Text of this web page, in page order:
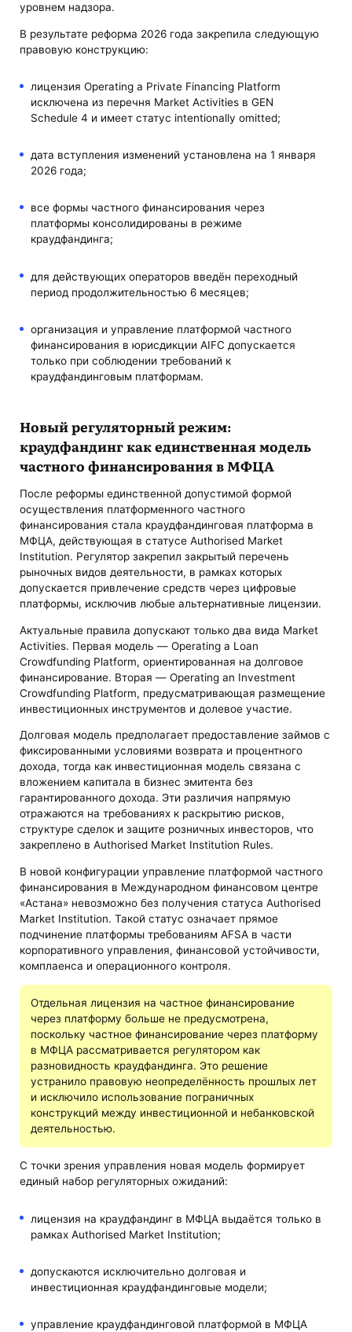
уровнем надзора.
В результате реформа 2026 года закрепила следующую
правовую конструкцию:
лицензия Operating a Private Financing Platform
исключена из перечня Market Activities в GEN
Schedule 4 и имеет статус intentionally omitted;
дата вступления изменений установлена на 1 января
2026 года;
все формы частного финансирования через
платформы консолидированы в режиме
краудфандинга;
для действующих операторов введён переходный
период продолжительностью 6 месяцев;
организация и управление платформой частного
финансирования в юрисдикции AIFC допускается
только при соблюдении требований к
краудфандинговым платформам.
Новый регуляторный режим:
краудфандинг как единственная модель
частного финансирования в МФЦА
После реформы единственной допустимой формой
осуществления платформенного частного
финансирования стала краудфандинговая платформа в
МФЦА, действующая в статусе Authorised Market
Institution. Регулятор закрепил закрытый перечень
рыночных видов деятельности, в рамках которых
допускается привлечение средств через цифровые
платформы, исключив любые альтернативные лицензии.
Актуальные правила допускают только два вида Market
Activities. Первая модель — Operating a Loan
Crowdfunding Platform, ориентированная на долговое
финансирование. Вторая — Operating an Investment
Crowdfunding Platform, предусматривающая размещение
инвестиционных инструментов и долевое участие.
Долговая модель предполагает предоставление займов с
фиксированными условиями возврата и процентного
дохода, тогда как инвестиционная модель связана с
вложением капитала в бизнес эмитента без
гарантированного дохода. Эти различия напрямую
отражаются на требованиях к раскрытию рисков,
структуре сделок и защите розничных инвесторов, что
закреплено в Authorised Market Institution Rules.
В новой конфигурации управление платформой частного
финансирования в Международном финансовом центре
«Астана» невозможно без получения статуса Authorised
Market Institution. Такой статус означает прямое
подчинение платформы требованиям AFSA в части
корпоративного управления, финансовой устойчивости,
комплаенса и операционного контроля.
Отдельная лицензия на частное финансирование
через платформу больше не предусмотрена,
поскольку частное финансирование через платформу
в МФЦА рассматривается регулятором как
разновидность краудфандинга. Это решение
устранило правовую неопределённость прошлых лет
и исключило использование пограничных
конструкций между инвестиционной и небанковской
деятельностью.
С точки зрения управления новая модель формирует
единый набор регуляторных ожиданий:
лицензия на краудфандинг в МФЦА выдаётся только в
рамках Authorised Market Institution;
допускаются исключительно долговая и
инвестиционная краудфандинговые модели;
управление краудфандинговой платформой в МФЦА